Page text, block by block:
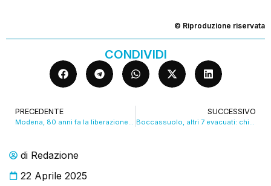
di Redazione
22 Aprile 2025
© Riproduzione riservata
CONDIVIDI
PRECEDENTE
Modena, 80 anni fa la liberazione dal nazifascismo. VIDEO
SUCCESSIVO
Boccassuolo, altri 7 evacuati: chiesto lo stato di emergenza. VIDEO